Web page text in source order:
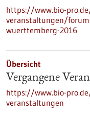
https://www.bio-
veranstaltungen/
wuerttemberg-2016
Übersicht
Vergangene
https://www.bio-
veranstaltungen